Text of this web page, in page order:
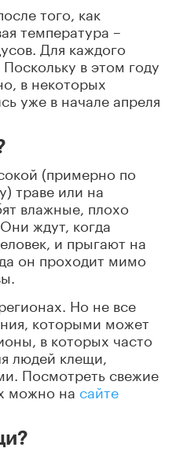
того, как
температура –
Для каждого
в этом году
в некоторых
уже в начале апреля
(примерно по
траве или на
влажные, плохо
ждут, когда
и прыгают на
он проходит мимо
Но не все
которыми может
в которых часто
людей клещи,
Посмотреть свежие
можно насайте